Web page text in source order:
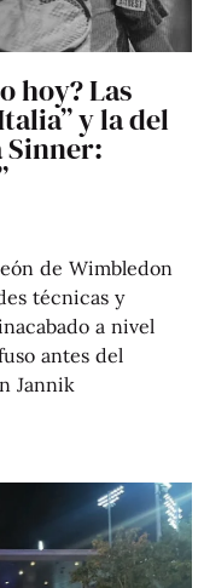
hoy? Las
y la del
de Wimbledon
técnicas y
a nivel
antes del
Jannik